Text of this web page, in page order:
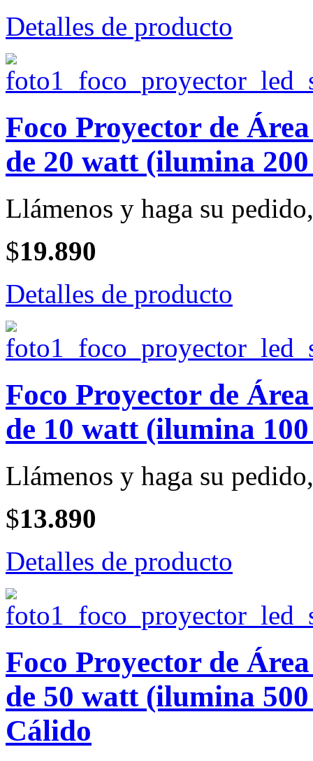
Detalles de producto
Foco Proyector de
de 20 watt (ilumina
Llámenos y haga su
$19.890
Detalles de producto
Foco Proyector de
de 10 watt (ilumina
Llámenos y haga su
$13.890
Detalles de producto
Foco Proyector de
de 50 watt (ilumina
Cálido